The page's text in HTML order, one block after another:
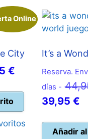
Online
City
€.
€
precio
actual
es:
15,25 €.
It’s a
Reserva.
días -
39,95 €El
Añadir